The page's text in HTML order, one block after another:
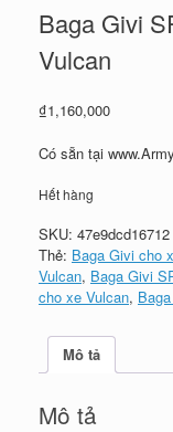
Baga Givi
Vulcan
₫1,160,000
Có sẵn tại
Hết hàng
SKU: 47e9dcd16712
Thẻ: Baga Givi cho
Vulcan, Baga Givi
cho xe Vulcan,
Mô tả
Mô tả